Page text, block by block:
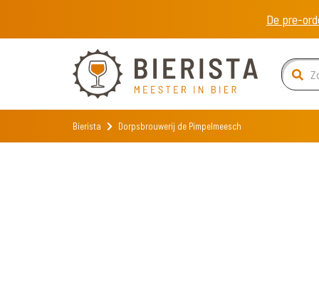
De pre-
Bierista Dorpsbrouwerij de Pimpelmeesch